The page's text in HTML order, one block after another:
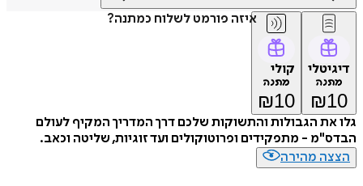
איזה פורמט לשלוח כמתנה?
דיגיטלי
מתנה
₪10
קולי
מתנה
₪10
גלו את הגבולות והתשוקות שלכם דרך המדריך המקיף לעולם
הבדס"מ - מתפקידים ופרוטוקולים ועד זוגיות, שליטה וכאב.
הצצה מהירה